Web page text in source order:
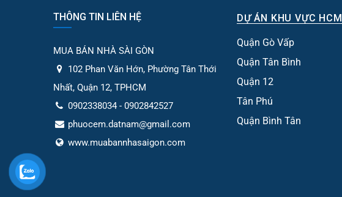
THÔNG TIN LIÊN HỆ
MUA BÁN NHÀ SÀI GÒN
102 Phan Văn Hớn, Phường Tân Thới
Nhất, Quận 12, TPHCM
0902338034 - 0902842527
phuocem.datnam@gmail.com
www.muabannhasaigon.com
DỰ ÁN KHU VỰC HCM
Quận Gò Vấp
Quận Tân Bình
Quận 12
Tân Phú
Quận Bình Tân